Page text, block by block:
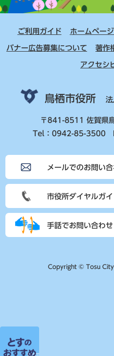
ご利用ガイド ホームペー
バナー広告募集について 著作
アクセシ
鳥栖市役所
〒841-8511 佐賀県
Tel：0942-85-3500
メールでのお問い
市役所ダイヤルガイ
手話でお問い合わせ
Copyright © Tosu City.